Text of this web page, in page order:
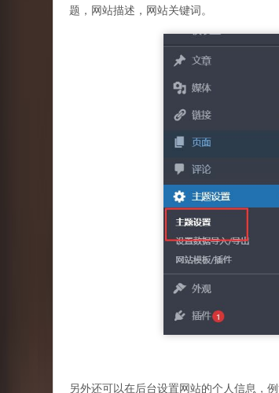
题，网站描述，网站关键词。
另外还可以在后台设置网站的个人信息，